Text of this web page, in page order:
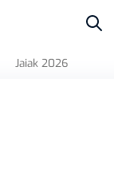
Jaiak 2026